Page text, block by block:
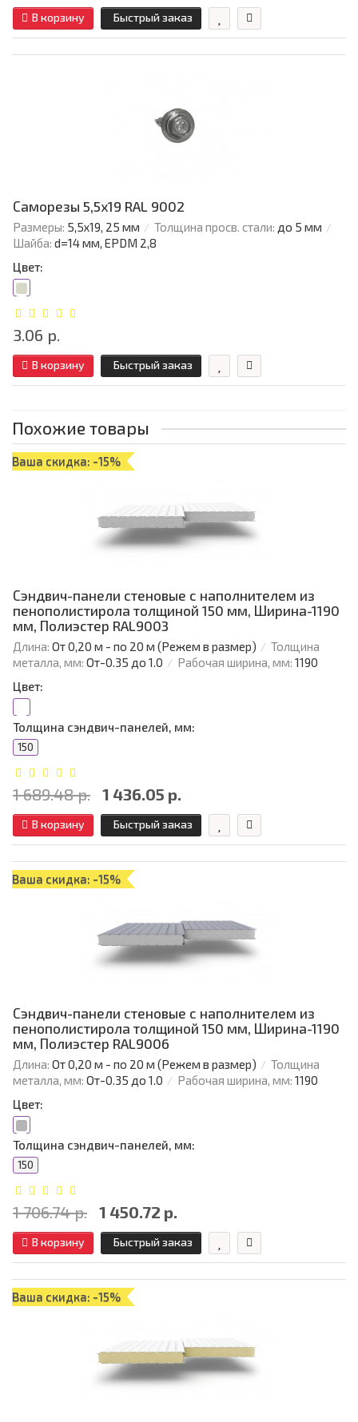
В корзину Быстрый заказ
Саморезы 5,5х19 RAL 9002
Размеры: 5,5х19, 25 мм Толщина просв. стали: до 5 мм
Шайба: d=14 мм, EPDM 2,8
Цвет:
3.06 р.
В корзину Быстрый заказ
Похожие товары
Ваша скидка: -15%
Сэндвич-панели стеновые с наполнителем из
пенополистирола толщиной 150 мм, Ширина-1190
мм, Полиэстер RAL9003
Длина: От 0,20 м - по 20 м (Режем в размер)
Толщина
металла, мм: От-0.35 до 1.0 Рабочая ширина, мм: 1190
Цвет:
Толщина сэндвич-панелей, мм:
150
1 689.48 р. 1 436.05 р.
В корзину Быстрый заказ
Ваша скидка: -15%
Сэндвич-панели стеновые с наполнителем из
пенополистирола толщиной 150 мм, Ширина-1190
мм, Полиэстер RAL9006
Длина: От 0,20 м - по 20 м (Режем в размер)
Толщина
металла, мм: От-0.35 до 1.0 Рабочая ширина, мм: 1190
Цвет:
Толщина сэндвич-панелей, мм:
150
1 706.74 р. 1 450.72 р.
В корзину Быстрый заказ
Ваша скидка: -15%